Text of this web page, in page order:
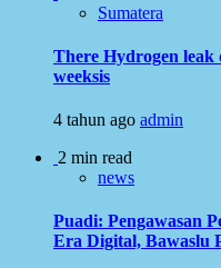
Sumatera
There Hydrogen leak
weeksis
4 tahun ago admin
2 min read
news
Puadi: Pengawasan
Era Digital, Bawaslu